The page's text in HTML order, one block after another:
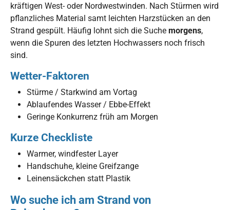
kräftigen West- oder Nordwestwinden. Nach Stürmen wird
pflanzliches Material samt leichten Harzstücken an den
Strand gespült. Häufig lohnt sich die Suche morgens,
wenn die Spuren des letzten Hochwassers noch frisch
sind.
Wetter-Faktoren
Stürme / Starkwind am Vortag
Ablaufendes Wasser / Ebbe-Effekt
Geringe Konkurrenz früh am Morgen
Kurze Checkliste
Warmer, windfester Layer
Handschuhe, kleine Greifzange
Leinensäckchen statt Plastik
Wo suche ich am Strand von